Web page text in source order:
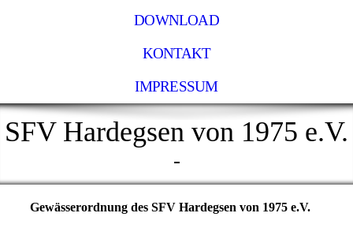
DOWNLOAD
KONTAKT
IMPRESSUM
SFV Hardegsen von 1975 e.V.
-
Gewässerordnung des SFV Hardegsen von 1975 e.V.